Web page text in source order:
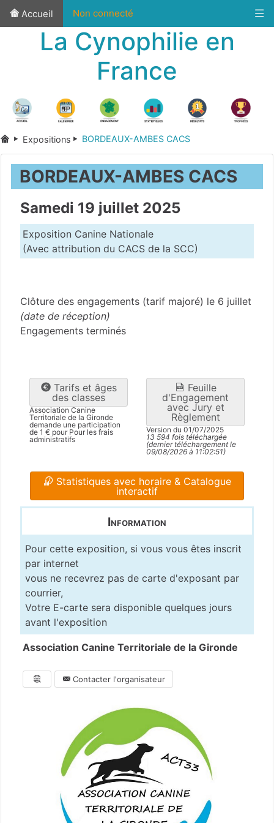
Accueil Non connecté
La Cynophilie en
France
Expositions BORDEAUX-AMBES CACS
BORDEAUX-AMBES CACS
Samedi 19 juillet 2025
Exposition Canine Nationale
(Avec attribution du CACS de la SCC)
Clôture des engagements (tarif majoré) le 6 juillet
(date de réception)
Engagements terminés
Tarifs et âges
des classes
Association Canine
Territoriale de la Gironde
demande une participation
de 1 € pour Pour les frais
administratifs
Feuille
d'Engagement
avec Jury et
Règlement
Version du 01/07/2025
13 594 fois téléchargée
(dernier téléchargement le
09/08/2026 à 11:02:51)
Statistiques avec horaire & Catalogue
interactif
Information
Pour cette exposition, si vous vous êtes inscrit
par internet
vous ne recevrez pas de carte d'exposant par
courrier,
Votre E-carte sera disponible quelques jours
avant l'exposition
Association Canine Territoriale de la Gironde
Contacter l'organisateur